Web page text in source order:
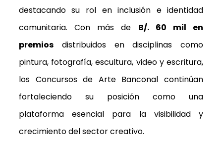
destacando su rol en inclusión e identidad
comunitaria. Con más de B/. 60 mil en
premiosdistribuidos en disciplinas como
pintura, fotografía, escultura, video y escritura,
los Concursos de Arte Banconal continúan
fortaleciendo su posición como una
plataforma esencial para la visibilidad y
crecimiento del sector creativo.